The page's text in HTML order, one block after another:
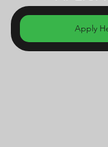
Apply